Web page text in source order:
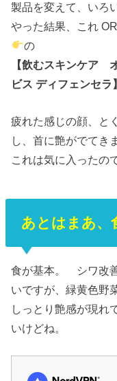
製品を変えて、いろ
やった結果、これ
の
【飲むスキンケア
ビス ディフェンセ
疲れた感じの顔、と
し、首に艶がでてき
これは気に入ったの
あとはまあ、
食が基本。 シワ改
いですが、緑黄色野
しっとり艶感が現
いけどね。